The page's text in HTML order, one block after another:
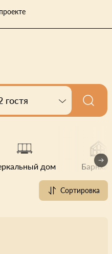
гостя
дом Барнхауз
Сортировка